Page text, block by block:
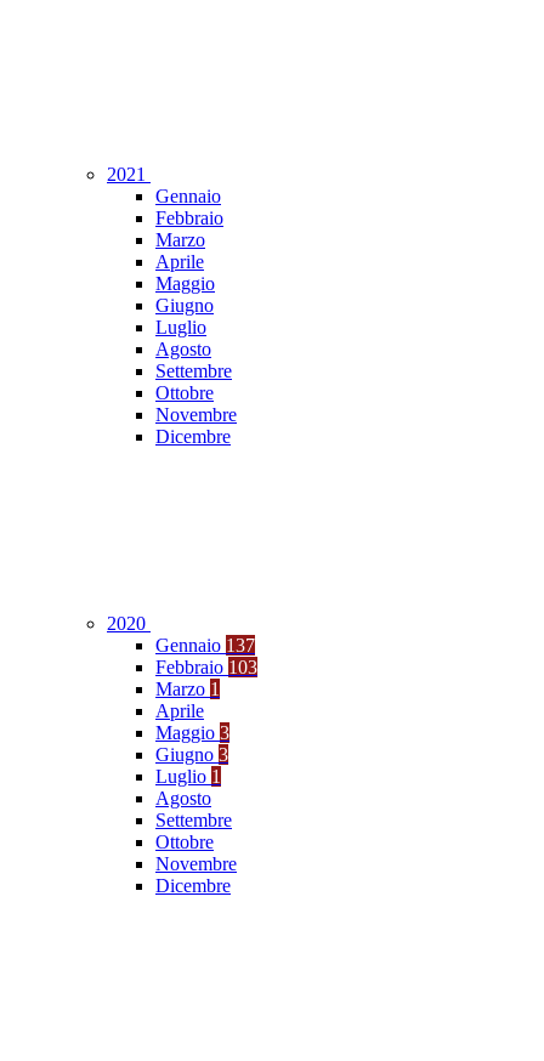
2021
Gennaio
Febbraio
Marzo
Aprile
Maggio
Giugno
Luglio
Agosto
Settembre
Ottobre
Novembre
Dicembre
2020
Gennaio 137
Febbraio 103
Marzo 1
Aprile
Maggio 3
Giugno 3
Luglio 1
Agosto
Settembre
Ottobre
Novembre
Dicembre